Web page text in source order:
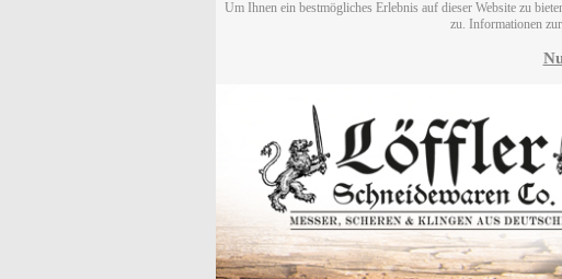
Um Ihnen ein bestmögliches Erlebnis auf dieser Website zu
zu. Informationen